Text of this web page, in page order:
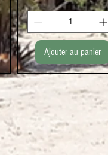
Ajouter au panier